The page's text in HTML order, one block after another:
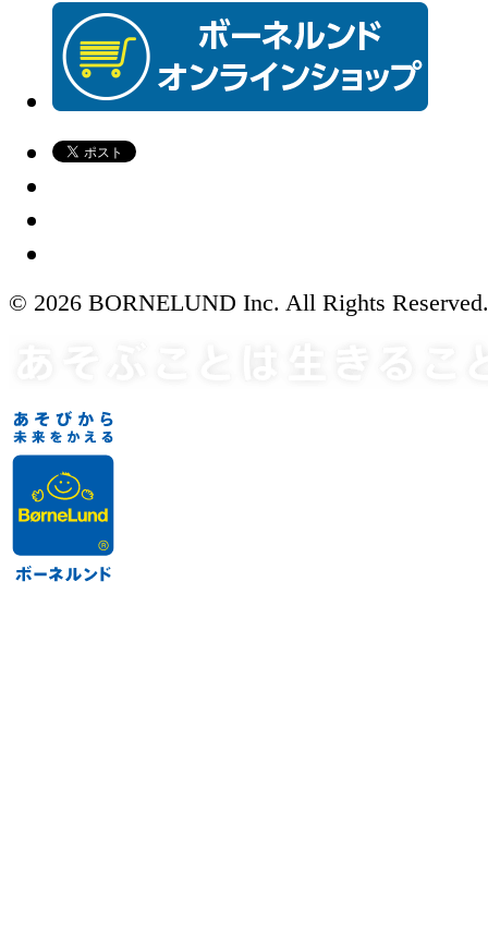
© 2026 BORNELUND Inc. All Rights Reserved.